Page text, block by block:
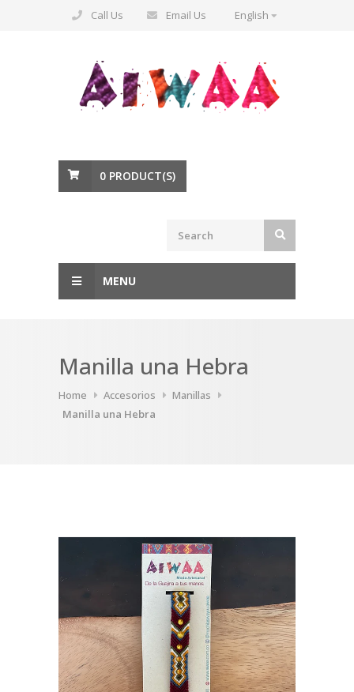
Call Us Email Us English
0 PRODUCT(S)
MENU
Manilla una Hebra
Home Accesorios
Manillas
Manilla una Hebra